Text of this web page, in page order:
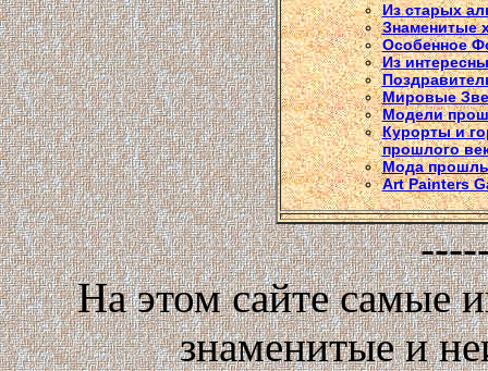
Из старых
Знаменитые
Особенное
Из
Мировые
Модели
Курорты и
прошлого
Мода
Art Painters
На этом сайте самые
знаменитые и